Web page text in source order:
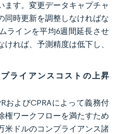
ます。変更データキャプチャ
同時更新を調整しなければな
ラインを平均6週間延長させ
れば、予測精度は低下し、
ライアンスコストの上昇
およびCPRAによって義務付
権ワークフローを満たすため
米ドルのコンプライアンス諸